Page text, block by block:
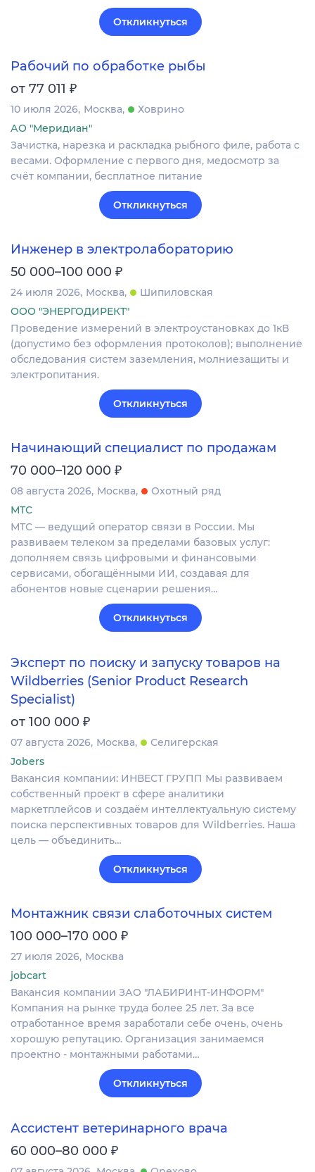
Откликнуться
Рабочий по обработке рыбы
от 77 011 ₽
10 июля 2026 Москва
Ховрино
АО "Меридиан"
Зачистка, нарезка и раскладка рыбного филе, работа с
весами. Оформление c первого дня, медосмотр за
счёт компании, бесплатное питание
Откликнуться
Инженер в электролабораторию
50 000–100 000 ₽
24 июля 2026 Москва
Шипиловская
ООО "ЭНЕРГОДИРЕКТ"
Проведение измерений в электроустановках до 1кВ
(допустимо без оформления протоколов); выполнение
обследования систем заземления, молниезащиты и
электропитания.
Откликнуться
Начинающий специалист по продажам
70 000–120 000 ₽
08 августа 2026 Москва
Охотный ряд
МТС
МТС — ведущий оператор связи в России. Мы
развиваем телеком за пределами базовых услуг:
дополняем связь цифровыми и финансовыми
сервисами, обогащёнными ИИ, создавая для
абонентов новые сценарии решения…
Откликнуться
Эксперт по поиску и запуску товаров на
Wildberries (Senior Product Research
Specialist)
от 100 000 ₽
07 августа 2026 Москва
Селигерская
Jobers
Вакансия компании: ИНВЕСТ ГРУПП Мы развиваем
собственный проект в сфере аналитики
маркетплейсов и создаём интеллектуальную систему
поиска перспективных товаров для Wildberries. Наша
цель — объединить…
Откликнуться
Монтажник связи слаботочных систем
100 000–170 000 ₽
27 июля 2026 Москва
jobcart
Вакансия компании ЗАО "ЛАБИРИНТ-ИНФОРМ"
Компания на рынке труда более 25 лет. За все
отработанное время заработали себе очень, очень
хорошую репутацию. Организация занимаемся
проектно - монтажными работами…
Откликнуться
Ассистент ветеринарного врача
60 000–80 000 ₽